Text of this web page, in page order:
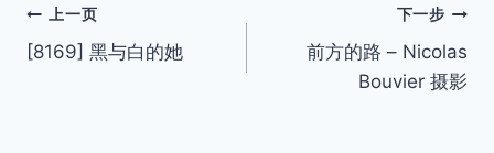
文
章
上一页
[8169] 黑与白的她
下一步
前方的路 – Nicolas
Bouvier 摄影